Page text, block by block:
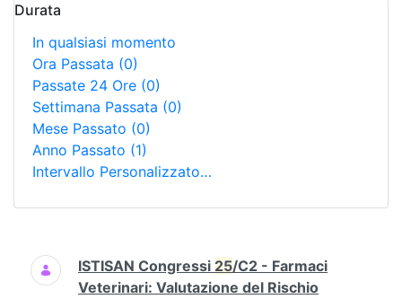
Durata
In qualsiasi momento
Ora Passata (0)
Passate 24 Ore (0)
Settimana Passata (0)
Mese Passato (0)
Anno Passato (1)
Intervallo Personalizzato…
Ricerca
ISTISAN Congressi 25/C2 - Farmaci
Veterinari: Valutazione del Rischio